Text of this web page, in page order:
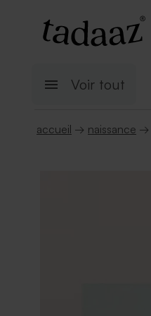
Voir tout
accueil → naissance →